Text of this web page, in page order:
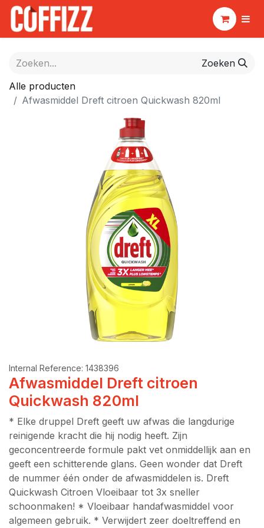
Zoeken
Alle producten
Afwasmiddel Dreft citroen Quickwash 820ml
Internal Reference: 1438396
Afwasmiddel Dreft citroen
Quickwash 820ml
* Elke druppel Dreft geeft uw afwas die langdurige
reinigende kracht die hij nodig heeft. Zijn
geconcentreerde formule pakt vet onmiddellijk aan en
geeft een schitterende glans. Geen wonder dat Dreft
de nummer één onder de afwasmiddelen is. Dreft
Quickwash Citroen Vloeibaar tot 3x sneller
schoonmaken! * Vloeibaar handafwasmiddel voor
algemeen gebruik. * Verwijdert zeer doeltreffend en